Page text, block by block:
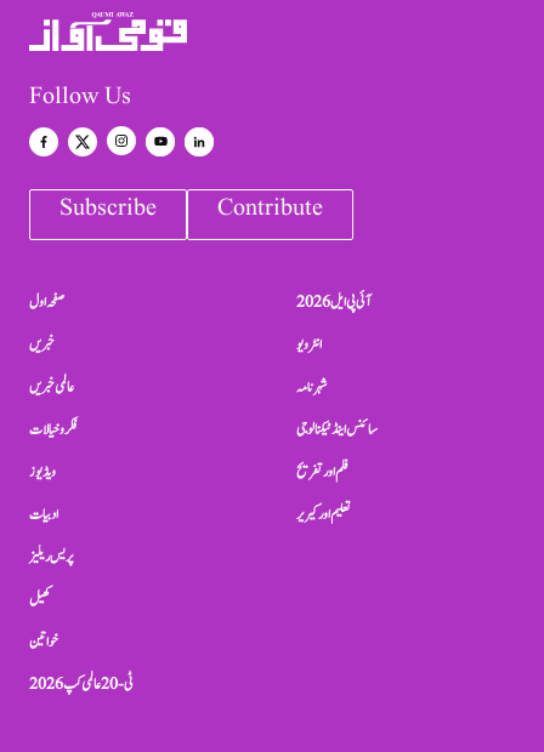
Follow Us
Subscribe Contribute
صفحہ اول
خبریں
عالمی خبریں
فکر و خیالات
ویڈیوز
ادبیات
پریس ریلیز
کھیل
خواتین
ٹی-20 عالمی کپ 2026
آئی پی ایل 2026
انٹرویو
شہرنامہ
سائنس اینڈ ٹیکنالوجی
فلم اور تفریح
تعلیم اور کیریر